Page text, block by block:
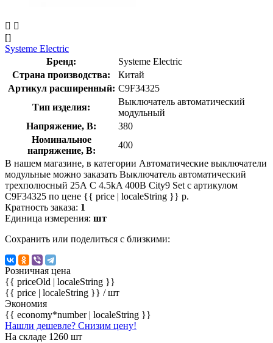
[]
Systeme Electric
Бренд:
Systeme Electric
Страна производства:
Китай
Артикул расширенный: C9F34325
Тип изделия:
Выключатель автоматический
модульный
Напряжение, В:
380
Номинальное
напряжение, В:
400
В нашем магазине, в категории Автоматические выключатели
модульные можно заказать Выключатель автоматический
трехполюсный 25А С 4.5kA 400В City9 Set с артикулом
C9F34325 по цене {{ price | localeString }} р.
Кратность заказа: 1
Единица измерения: шт
Сохранить или поделиться с близкими:
Розничная цена
{{ priceOld | localeString }}
{{ price | localeString }} / шт
Экономия
{{ economy*number | localeString }}
Нашли дешевле? Снизим цену!
На складе 1260 шт